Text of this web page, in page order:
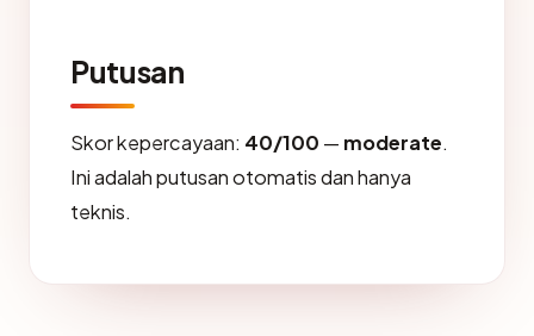
Putusan
Skor kepercayaan: 40/100 — moderate.
Ini adalah putusan otomatis dan hanya
teknis.